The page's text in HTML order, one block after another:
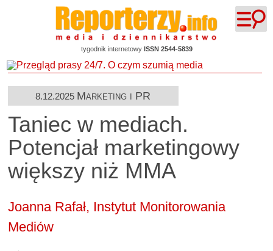
tygodnik internetowy ISSN 2544-5839
8.12.2025 Marketing i PR
Taniec w mediach.
Potencjał marketingowy
większy niż MMA
Joanna Rafał, Instytut Monitorowania
Mediów